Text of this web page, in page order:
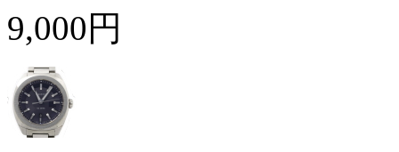
9,000円